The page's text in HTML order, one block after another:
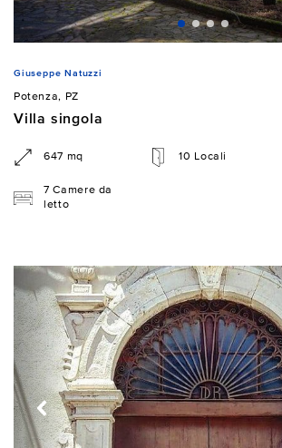
Giuseppe Natuzzi
Potenza, PZ
Villa singola
647 mq 10 Locali
7 Camere da
letto